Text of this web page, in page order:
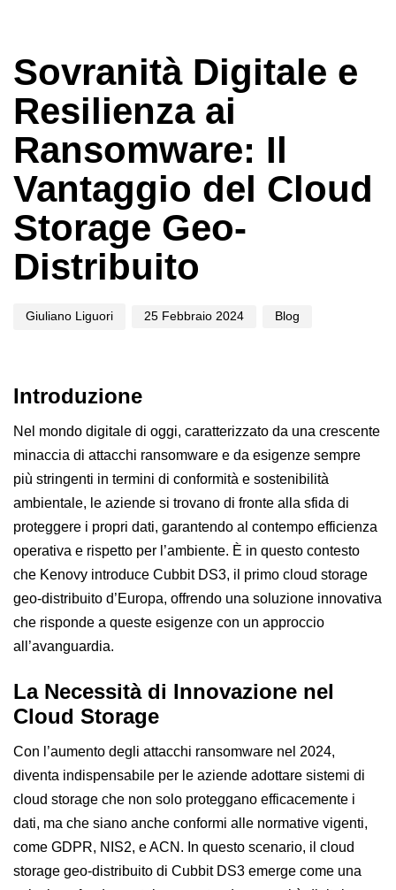
Sovranità Digitale e
Resilienza ai
Ransomware: Il
Vantaggio del Cloud
Storage Geo-
Distribuito
Giuliano Liguori 25 Febbraio 2024 Blog
Introduzione
Nel mondo digitale di oggi, caratterizzato da una crescente
minaccia di attacchi ransomware e da esigenze sempre
più stringenti in termini di conformità e sostenibilità
ambientale, le aziende si trovano di fronte alla sfida di
proteggere i propri dati, garantendo al contempo efficienza
operativa e rispetto per l’ambiente. È in questo contesto
che Kenovy introduce Cubbit DS3, il primo cloud storage
geo-distribuito d’Europa, offrendo una soluzione innovativa
che risponde a queste esigenze con un approccio
all’avanguardia.
La Necessità di Innovazione nel
Cloud Storage
Con l’aumento degli attacchi ransomware nel 2024,
diventa indispensabile per le aziende adottare sistemi di
cloud storage che non solo proteggano efficacemente i
dati, ma che siano anche conformi alle normative vigenti,
come GDPR, NIS2, eACN . In questo scenario, il cloud
storage geo-distribuito di Cubbit DS3 emerge come una